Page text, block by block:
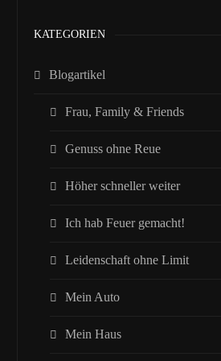
KATEGORIEN
Blogartikel
Frau, Family & Friends
Genuss ohne Reue
Höher schneller weiter
Ich hab Feuer gemacht!
Leidenschaft ohne Limit
Mein Auto
Mein Haus